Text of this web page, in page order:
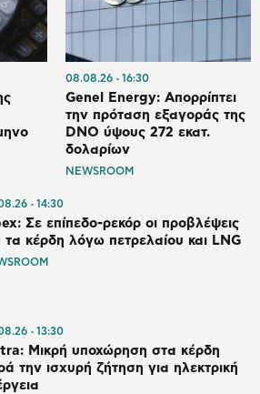
08.08.26 16:30
Genel Energy: Απορρίπτει
την πρόταση εξαγοράς της
DNO ύψους 272 εκατ.
δολαρίων
NEWSROOM
14:30
Σε επίπεδο-ρεκόρ οι προβλέψεις
τα κέρδη λόγω πετρελαίου και LNG
13:30
Μικρή υποχώρηση στα κέρδη
την ισχυρή ζήτηση για ηλεκτρική